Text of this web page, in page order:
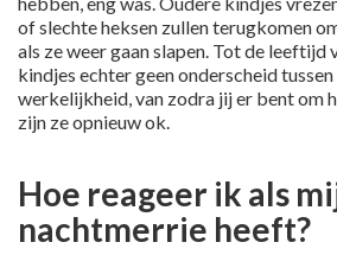
of slechte heksen zullen terugkomen
als ze weer gaan slapen. Tot de leeftijd
kindjes echter geen onderscheid
werkelijkheid, van zodra jij er bent om
zijn ze opnieuw ok.
Hoe reageer ik als
nachtmerrie heeft?